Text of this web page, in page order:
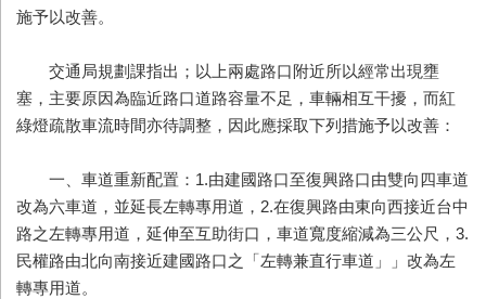
施予以改善。
交通局規劃課指出；以上兩處路口附近所以經常出現壅
塞，主要原因為臨近路口道路容量不足，車輛相互干擾，而紅
綠燈疏散車流時間亦待調整，因此應採取下列措施予以改善：
一、車道重新配置：1.由建國路口至復興路口由雙向四車道
改為六車道，並延長左轉專用道，2.在復興路由東向西接近台中
路之左轉專用道，延伸至互助街口，車道寬度縮減為三公尺，3.
民權路由北向南接近建國路口之「左轉兼直行車道」」改為左
轉專用道。